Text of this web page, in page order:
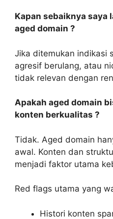
Kapan sebaiknya saya
aged domain ?
Jika ditemukan indikasi
agresif berulang, atau
tidak relevan dengan
Apakah aged domain
konten berkualitas ?
Tidak. Aged domain
awal. Konten dan
menjadi faktor utama
Red flags utama yang
Histori konten